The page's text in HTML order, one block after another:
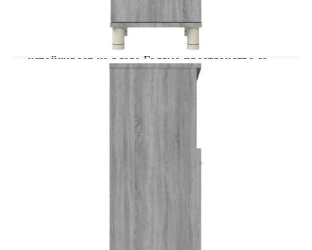
подреден и красив вид! Издържлив материал:
Инженерната дървесина е с изключително
качество с гладка повърхност и също така се
отличава със здравина, стабилност и
устойчивост на влага.Голямо пространство за
съхранение: С 3 отделения и 1 врата този
свободностоящ шкаф за баня може да ви
шкаф за съхранение в банята има високи крака,
за да се избегне ерозията на предметите от
стичащата се вода. Внимание:За да се
предотврати преобръщане, този продукт трябва
да се използва с предоставената приставка за
стена. Забележка:Всеки продукт се доставя с